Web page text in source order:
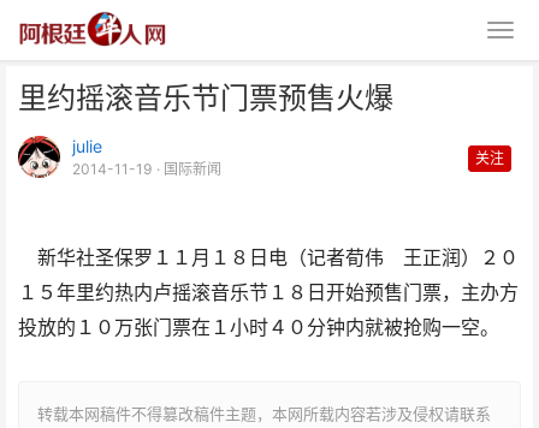
里约摇滚音乐节门票预售火爆
julie
2014-11-19 · 国际新闻
关注
新华社圣保罗１１月１８日电（记者荀伟 王正润）２０
１５年里约热内卢摇滚音乐节１８日开始预售门票，主办方
投放的１０万张门票在１小时４０分钟内就被抢购一空。
转载本网稿件不得篡改稿件主题，本网所载内容若涉及侵权请联系
里约摇滚音乐节门票预售火爆